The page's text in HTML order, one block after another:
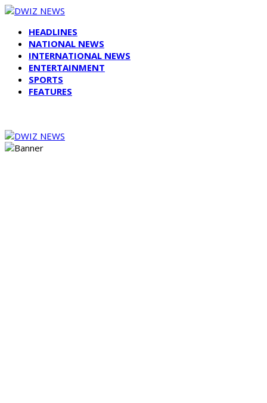
HEADLINES
NATIONAL NEWS
INTERNATIONAL NEWS
ENTERTAINMENT
SPORTS
FEATURES